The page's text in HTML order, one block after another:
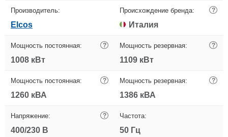
Производитель:
Elcos
Происхождение бренда: ?
Италия
Мощность постоянная: ?
1008 кВт
Мощность резервная: ?
1109 кВт
Мощность постоянная: ?
1260 кВА
Мощность резервная: ?
1386 кВА
Напряжение: ?
400/230 В
Частота:
50 Гц